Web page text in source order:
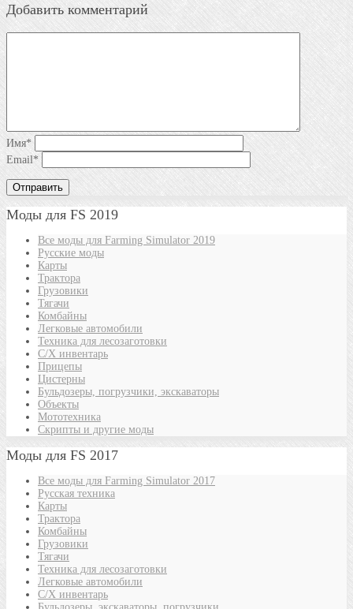
Добавить комментарий
Имя*
Email*
Моды для FS 2019
Все моды для Farming Simulator 2019
Русские моды
Карты
Трактора
Грузовики
Тягачи
Комбайны
Легковые автомобили
Техника для лесозаготовки
С/Х инвентарь
Прицепы
Цистерны
Бульдозеры, погрузчики, экскаваторы
Объекты
Мототехника
Скрипты и другие моды
Моды для FS 2017
Все моды для Farming Simulator 2017
Русская техника
Карты
Трактора
Комбайны
Грузовики
Тягачи
Техника для лесозаготовки
Легковые автомобили
С/Х инвентарь
Бульдозеры, экскаваторы, погрузчики